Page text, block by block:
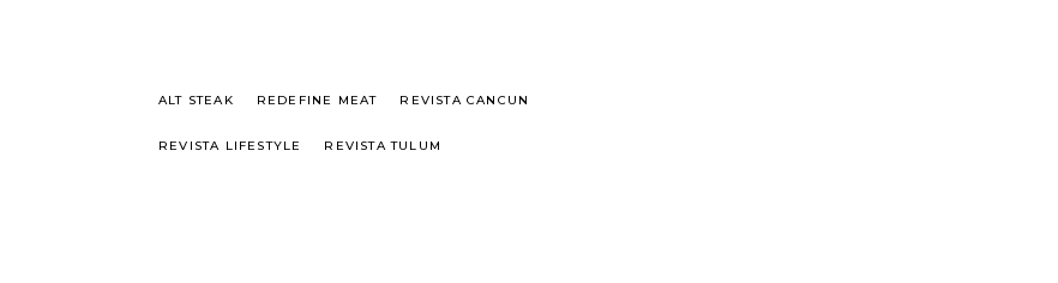
ALT STEAK REDEFINE MEAT REVISTA CANCUN
REVISTA LIFESTYLE REVISTA TULUM